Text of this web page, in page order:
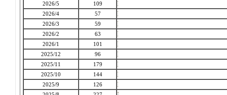
2026/5
109
2026/4
57
2026/3
59
2026/2
63
2026/1
101
2025/12
96
2025/11
179
2025/10
144
2025/9
126